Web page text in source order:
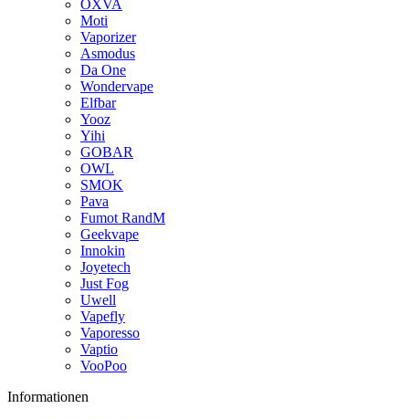
OXVA
Moti
Vaporizer
Asmodus
Da One
Wondervape
Elfbar
Yooz
Yihi
GOBAR
OWL
SMOK
Pava
Fumot RandM
Geekvape
Innokin
Joyetech
Just Fog
Uwell
Vapefly
Vaporesso
Vaptio
VooPoo
Informationen